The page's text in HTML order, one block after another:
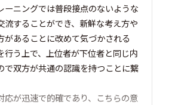
ーニングでは普段接点のないような
流することができ、新鮮な考え方や
があることに改めて気づかされる
行う上で、上位者が下位者と同じ内
で双方が共通の認識を持つことに繋
応が迅速で的確であり、こちらの意